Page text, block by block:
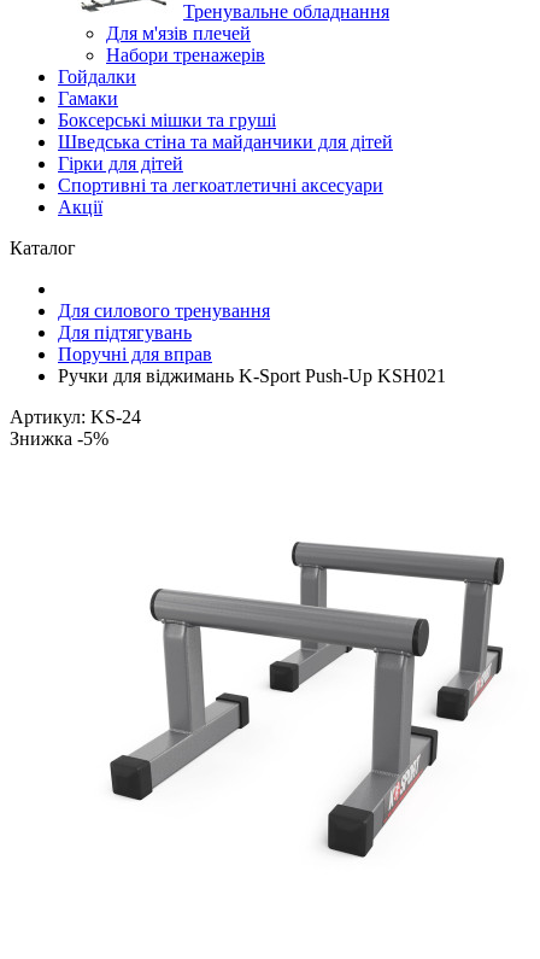
Тренувальне обладнання
Для м'язів плечей
Набори тренажерів
Гойдалки
Гамаки
Боксерські мішки та груші
Шведська стіна та майданчики для дітей
Гірки для дітей
Спортивні та легкоатлетичні аксесуари
Акції
Каталог
Для силового тренування
Для підтягувань
Поручні для вправ
Ручки для віджимань K-Sport Push-Up KSH021
Артикул: KS-24
Знижка -5%